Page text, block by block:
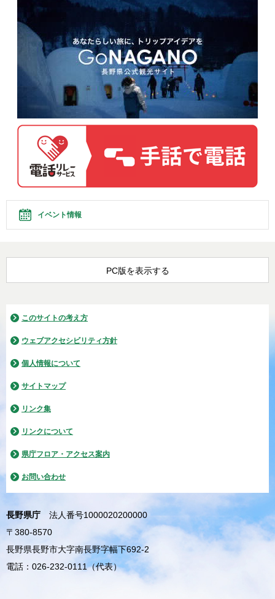
イベント情報
PC版を表示する
このサイトの考え方
ウェブアクセシビリティ方針
個人情報について
サイトマップ
リンク集
リンクについて
県庁フロア・アクセス案内
お問い合わせ
長野県庁
法人番号1000020200000
〒380-8570
長野県長野市大字南長野字幅下692-2
電話：026-232-0111（代表）